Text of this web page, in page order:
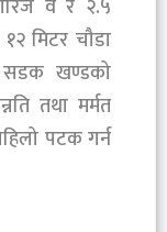
वे र २.५
मिटर चौडा
सडक खण्डको
तथा मर्मत
पटक गर्न